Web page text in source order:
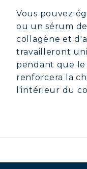
Vous pouvez
ou un sérum
collagène et
travailleront
pendant que
renforcera la
l'intérieur du